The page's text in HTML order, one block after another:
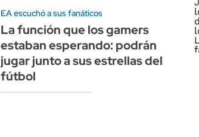
EA escuchó a sus fanáticos
La función que los gamers
estaban esperando: podrán
jugar junto a sus estrellas del
fútbol